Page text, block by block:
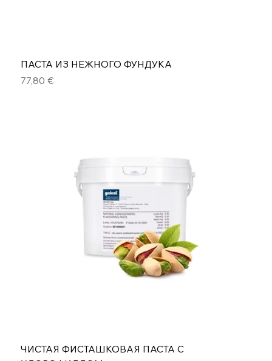
ПАСТА ИЗ НЕЖНОГО ФУНДУКА
Цена
77,80 €
ЧИСТАЯ ФИСТАШКОВАЯ ПАСТА С